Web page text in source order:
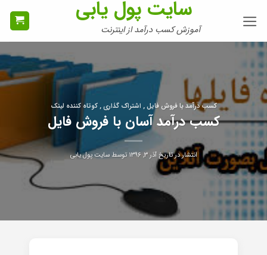
سایت پول یابی
آموزش کسب درآمد از اینترنت
کسب درآمد با فروش فایل , اشتراک گذاری , کوتاه کننده لینک
کسب درآمد آسان با فروش فایل
انتشار در تاریخآذر ۳, ۱۳۹۶ توسطسایت پول یابی